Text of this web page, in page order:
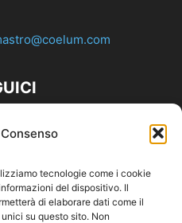
tecnologie come i cookie
del dispositivo. Il
di elaborare dati come il
su questo sito. Non